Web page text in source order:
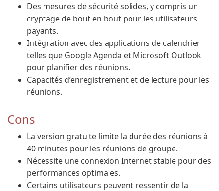
Des mesures de sécurité solides, y compris un
cryptage de bout en bout pour les utilisateurs
payants.
Intégration avec des applications de calendrier
telles que Google Agenda et Microsoft Outlook
pour planifier des réunions.
Capacités d’enregistrement et de lecture pour les
réunions.
Cons
La version gratuite limite la durée des réunions à
40 minutes pour les réunions de groupe.
Nécessite une connexion Internet stable pour des
performances optimales.
Certains utilisateurs peuvent ressentir de la